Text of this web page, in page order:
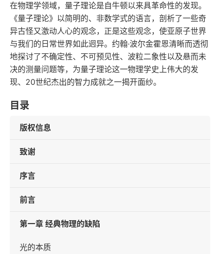
在物理学领域，量子理论是自牛顿以来具革命性的发现。
《量子理论》以简明的、非数学式的语言，剖析了一些奇
异古怪又激动人心的观念，正是这些观念，使亚原子世界
与我们的日常世界如此迥异。约翰·波尔金霍恩清晰而透彻
地探讨了不确定性、不可预见性、波粒二象性以及悬而未
决的测量问题等，为量子理论这一物理学史上伟大的发
现、20世纪杰出的智力成就之一揭开面纱。
目录
版权信息
致谢
序言
前言
第一章 经典物理的缺陷
光的本质